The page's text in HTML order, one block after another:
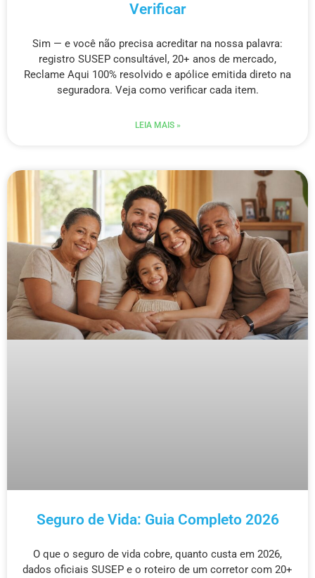
Verificar
Sim — e você não precisa acreditar na nossa palavra:
registro SUSEP consultável, 20+ anos de mercado,
Reclame Aqui 100% resolvido e apólice emitida direto na
seguradora. Veja como verificar cada item.
LEIA MAIS »
Seguro de Vida: Guia Completo 2026
O que o seguro de vida cobre, quanto custa em 2026,
dados oficiais SUSEP e o roteiro de um corretor com 20+